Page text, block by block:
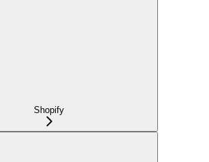
Shopify